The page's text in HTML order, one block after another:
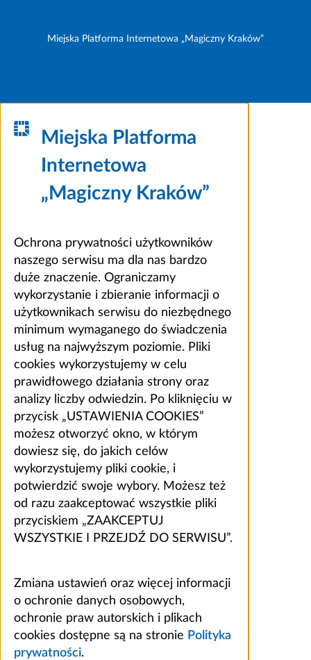
Miejska Platforma Internetowa „Magiczny Kraków”
Miejska Platforma
Internetowa
„Magiczny Kraków”
Ochrona prywatności użytkowników
naszego serwisu ma dla nas bardzo
duże znaczenie. Ograniczamy
wykorzystanie i zbieranie informacji o
użytkownikach serwisu do niezbędnego
minimum wymaganego do świadczenia
usług na najwyższym poziomie. Pliki
cookies wykorzystujemy w celu
prawidłowego działania strony oraz
analizy liczby odwiedzin. Po kliknięciu w
przycisk „USTAWIENIA COOKIES”
możesz otworzyć okno, w którym
dowiesz się, do jakich celów
wykorzystujemy pliki cookie, i
potwierdzić swoje wybory. Możesz też
od razu zaakceptować wszystkie pliki
przyciskiem „ZAAKCEPTUJ
WSZYSTKIE I PRZEJDŹ DO SERWISU”.
Zmiana ustawień oraz więcej informacji
o ochronie danych osobowych,
ochronie praw autorskich i plikach
cookies dostępne są na stronie Polityka
prywatności.